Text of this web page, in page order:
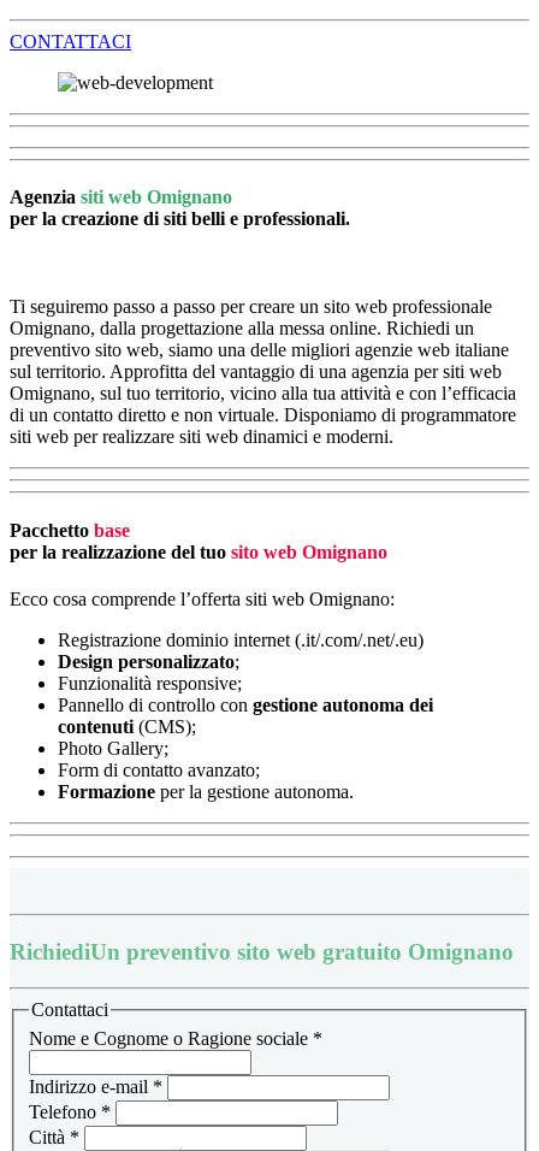
CONTATTACI
Agenzia siti web Omignano
per la creazione di siti belli e professionali.
Ti seguiremo passo a passo per creare un sito web professionale
Omignano, dalla progettazione alla messa online. Richiedi un
preventivo sito web, siamo una delle migliori agenzie web italiane
sul territorio. Approfitta del vantaggio di una agenzia per siti web
Omignano, sul tuo territorio, vicino alla tua attività e con l’efficacia
di un contatto diretto e non virtuale. Disponiamo di programmatore
siti web per realizzare siti web dinamici e moderni.
Pacchetto base
per la realizzazione del tuo sito web Omignano
Ecco cosa comprende l’offerta siti web Omignano:
Registrazione dominio internet (.it/.com/.net/.eu)
Design personalizzato;
Funzionalità responsive;
Pannello di controllo con gestione autonoma dei
contenuti (CMS);
Photo Gallery;
Form di contatto avanzato;
Formazione per la gestione autonoma.
RichiediUn preventivo sito web gratuito Omignano
Contattaci
Nome e Cognome o Ragione sociale *
Indirizzo e-mail *
Telefono *
Città *